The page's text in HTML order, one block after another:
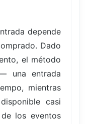
depende
Dado
el método
una entrada
mientras
casi
los eventos